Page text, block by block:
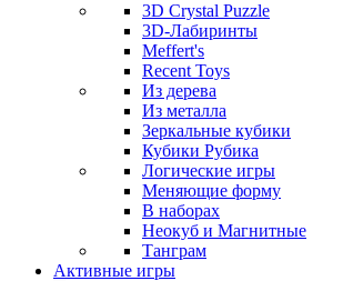
3D Crystal Puzzle
3D-Лабиринты
Meffert's
Recent Toys
Из дерева
Из металла
Зеркальные кубики
Кубики Рубика
Логические игры
Меняющие форму
В наборах
Неокуб и Магнитные
Танграм
Активные игры